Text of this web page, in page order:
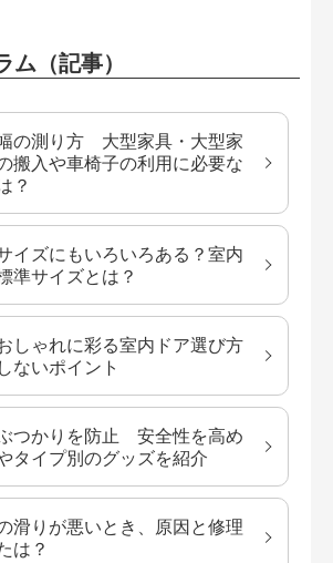
ム（記事）
の測り方 大型家具・大型家
搬入や車椅子の利用に必要な
？
イズにもいろいろある？室内
準サイズとは？
しゃれに彩る室内ドア選び方
ないポイント
つかりを防止 安全性を高め
タイプ別のグッズを紹介
滑りが悪いとき、原因と修理
は？